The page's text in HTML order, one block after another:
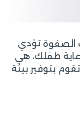
الصفوة تؤدي
طفلك، هي
بتوفير بيئة